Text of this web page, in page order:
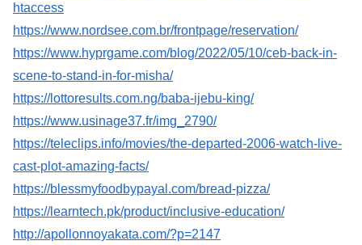
htaccess
https://www.nordsee.com.br/frontpage/reservation/
https://www.hyprgame.com/blog/2022/05/10/ceb-back-in-
scene-to-stand-in-for-misha/
https://lottoresults.com.ng/baba-ijebu-king/
https://www.usinage37.fr/img_2790/
https://teleclips.info/movies/the-departed-2006-watch-live-
cast-plot-amazing-facts/
https://blessmyfoodbypayal.com/bread-pizza/
https://learntech.pk/product/inclusive-education/
http://apollonnoyakata.com/?p=2147